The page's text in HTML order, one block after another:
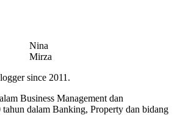
Nina
Mirza
since 2011.
Business Management dan
tahun dalam Banking, Property dan bidang